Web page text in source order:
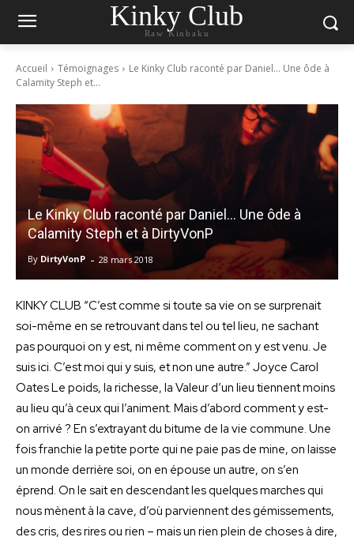
Kinky Club
Raw Kinbaku
Accueil Témoignages
Le Kinky Club raconté par Daniel... Une ôde à
Calamity Steph et...
Le Kinky Club raconté par Daniel… Une ôde à
Calamity Steph et à DirtyVonP
By DirtyVonP - 28 mars 2018
KINKY CLUB “C’est comme si toute sa vie on se surprenait
soi-même en se retrouvant dans tel ou tel lieu, ne sachant
pas pourquoi on y est, ni même comment on y est venu. Je
suis ici. C’est moi qui y suis, et non une autre.” Joyce Carol
Oates Le poids, la richesse, la Valeur d’un lieu tiennent moins
au lieu qu’à ceux qui l’animent. Mais d’abord comment y est-
on arrivé ? En s’extrayant du bitume de la vie commune. Une
fois franchie la petite porte qui ne paie pas de mine, on laisse
un monde derrière soi, on en épouse un autre, on s’en
éprend. On le sait en descendant les quelques marches qui
nous mènent à la cave, d’où parviennent des gémissements,
des cris, des rires ou rien – mais un rien plein de choses à dire,